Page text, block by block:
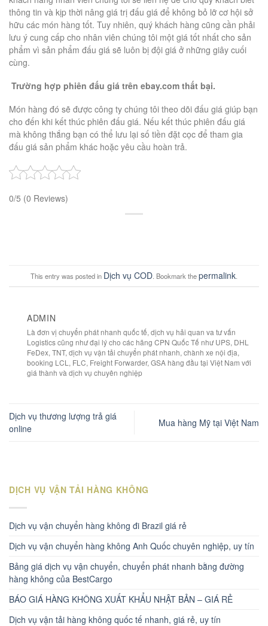
thông tin và kịp thời nâng giá trị đấu giá để không bỏ lỡ cơ hội sở
hữu các món hàng tốt. Tuy nhiên, quý khách hàng cũng cần phải
lưu ý cung cấp cho nhân viên chúng tôi một giá tốt nhất cho sản
phẩm vì sản phẩm đấu giá sẽ luôn bị đội giá ở những giây cuối
cùng.
Trường hợp phiên đấu giá trên ebay.com thất bại.
Món hàng đó sẽ được công ty chúng tôi theo dõi đấu giá giúp bạn
cho đến khi kết thúc phiên đấu giá. Nếu kết thúc phiên đấu giá
mà không thắng bạn có thể lưu lại số tiền đặt cọc để tham gia
đấu giá sản phẩm khác hoặc yêu cầu hoàn trả.
0/5 (0 Reviews)
This entry was posted in Dịch vụ COD . Bookmark thepermalink
ADMIN
Là đơn vị chuyển phát nhanh quốc tế, dịch vụ hải quan va tư vấn
Logistics cũng như đại lý cho các hãng CPN Quốc Tế như UPS, DHL
FeDex, TNT, dịch vụ vận tải chuyển phát nhanh, chành xe nội địa,
booking LCL, FLC, Freight Forwarder, GSA hàng đầu tại Việt Nam với
giá thành và dịch vụ chuyên nghiệp
Dịch vụ thương lượng trả giá
online
Mua hàng Mỹ tại Việt Nam
DỊCH VỤ VẬN TẢI HÀNG KHÔNG
Dịch vụ vận chuyển hàng không đi Brazil giá rẻ
Dịch vụ vận chuyển hàng không Anh Quốc chuyên nghiệp, uy tín
Bảng giá dịch vụ vận chuyển, chuyển phát nhanh bằng đường
hàng không của BestCargo
BÁO GIÁ HÀNG KHÔNG XUẤT KHẨU NHẬT BẢN – GIÁ RẺ
Dịch vụ vận tải hàng không quốc tế nhanh, giá rẻ, uy tín